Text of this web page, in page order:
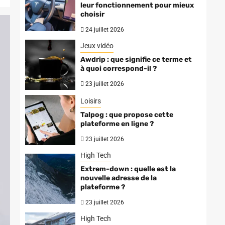
leur fonctionnement pour mieux
choisir
24 juillet 2026
Jeux vidéo
Awdrip : que signifie ce terme et
à quoi correspond-il ?
23 juillet 2026
Loisirs
Talpog : que propose cette
plateforme en ligne ?
23 juillet 2026
High Tech
Extrem-down : quelle est la
nouvelle adresse de la
plateforme ?
23 juillet 2026
High Tech